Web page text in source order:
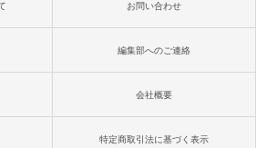
お問い合わせ
編集部へのご連絡
会社概要
特定商取引法に基づく表示